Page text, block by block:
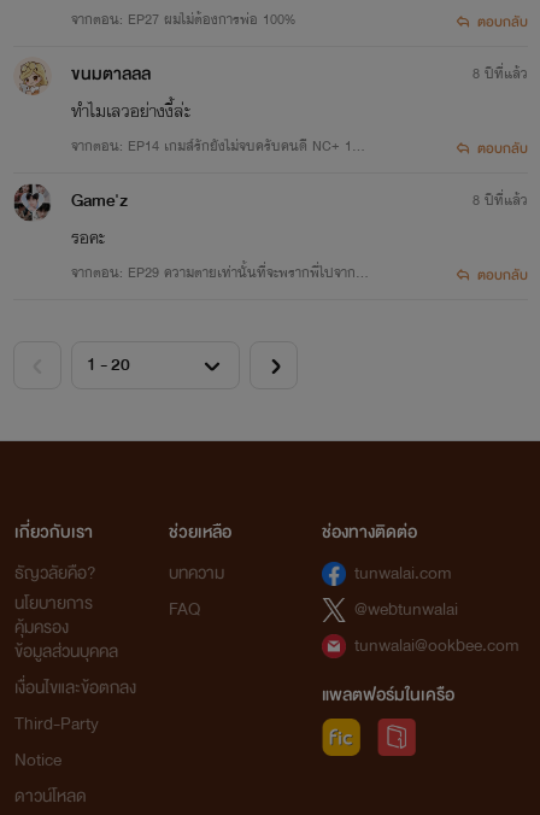
จากตอน: EP27 ผมไม่ต้องการพ่อ 100% ตอบกลับ
ขนมตาลลล
ทำไมเลวอย่างงี้ล่ะ
จากตอน: EP14 เกมส์รักยังไม่จบครับคนดี NC+ 10
8 ปีที่แล้ว
ตอบกลับ
Game'z
รอคะ
จากตอน: EP29 ความตายเท่านั้นที่จะพรากพี่ไปจากฟ้า
8 ปีที่แล้ว
ตอบกลับ
เกี่ยวกับเรา
ธัญวลัยคือ?
นโยบายการ
คุ้มครอง
ข้อมูลส่วนบุคคล
เงื่อนไขและข้อตกลง
Third-Party
Notice
ดาวน์โหลด
ช่วยเหลือ
บทความ
FAQ
ช่องทางติดต่อ
tunwalai.com
@webtunwalai
tunwalai@ookbee.com
แพลตฟอร์มในเครือ